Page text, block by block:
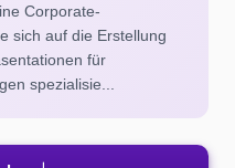
Corporate-
sich auf die Erstellung
für
spezialisie...